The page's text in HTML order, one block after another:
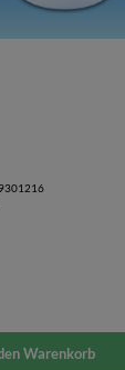
Warenkorb